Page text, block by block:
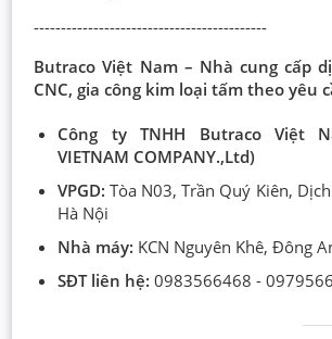
-------------------------------------------
Butraco Việt Nam – Nhà cung cấp
CNC, gia công kim loại tấm theo yêu
Công ty TNHH Butraco Việt
VIETNAM COMPANY.,Ltd)
VPGD:Tòa N03, Trần Quý Kiên,
Hà Nội
Nhà máy: KCN Nguyên Khê, Đông
SĐT liên hệ:0983566468 -